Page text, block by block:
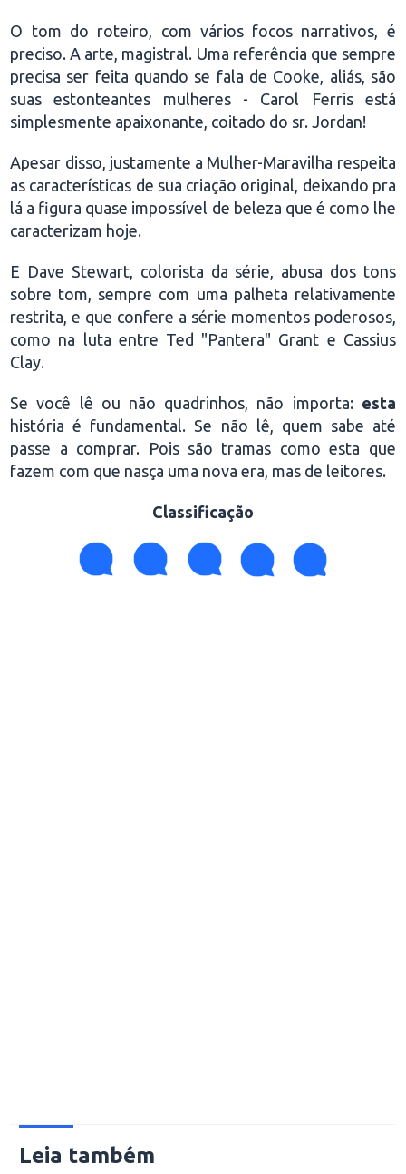
O tom do roteiro, com vários focos narrativos, é
preciso. A arte, magistral. Uma referência que sempre
precisa ser feita quando se fala de Cooke, aliás, são
suas estonteantes mulheres - Carol Ferris está
simplesmente apaixonante, coitado do sr. Jordan!
Apesar disso, justamente a Mulher-Maravilha respeita
as características de sua criação original, deixando pra
lá a figura quase impossível de beleza que é como lhe
caracterizam hoje.
E Dave Stewart, colorista da série, abusa dos tons
sobre tom, sempre com uma palheta relativamente
restrita, e que confere a série momentos poderosos,
como na luta entre Ted "Pantera" Grant e Cassius
Clay.
Se você lê ou não quadrinhos, não importa: esta
história é fundamental. Se não lê, quem sabe até
passe a comprar. Pois são tramas como esta que
fazem com que nasça uma nova era, mas de leitores.
Classificação
Leia também